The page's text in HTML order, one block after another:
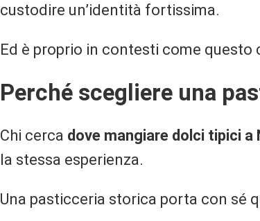
custodire un’identità fortissima.
Ed è proprio in contesti come
Perché scegliere una
Chi cerca dove mangiare dolci tipici a
la stessa esperienza.
Una pasticceria storica porta con sé